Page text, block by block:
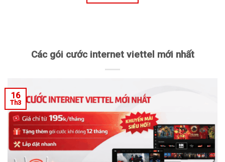
Các gói cước internet viettel mới nhất
16
Th3